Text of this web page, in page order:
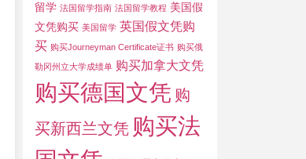
留学 法国留学指南 法国留学教程 美国假
文凭购买 美国留学 英国假文凭购
买 购买Journeyman Certificate证书 购买俄
勒冈州立大学成绩单 购买加拿大文凭
购买德国文凭 购
买新西兰文凭 购买法